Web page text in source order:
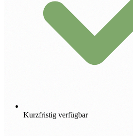
Kurzfristig verfügbar